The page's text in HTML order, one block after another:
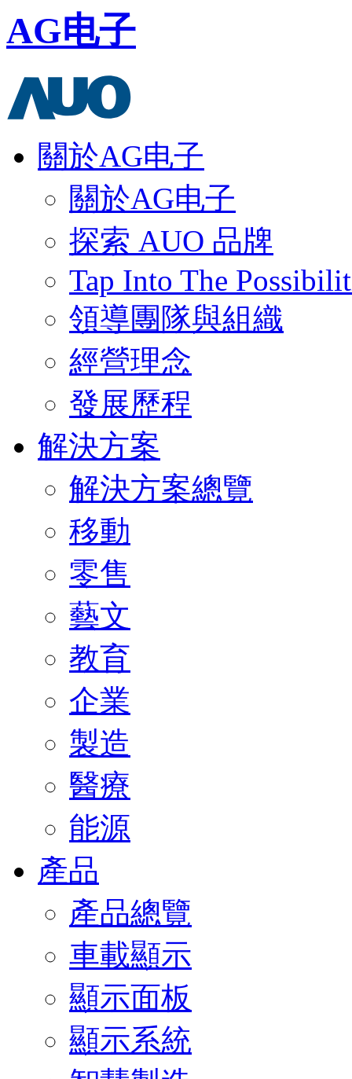
AG电子
關於AG电子
關於AG电子
探索 AUO 品牌
Tap Into The
領導團隊與組織
經營理念
發展歷程
解決方案
解決方案總覽
移動
零售
藝文
教育
企業
製造
醫療
能源
產品
產品總覽
車載顯示
顯示面板
顯示系統